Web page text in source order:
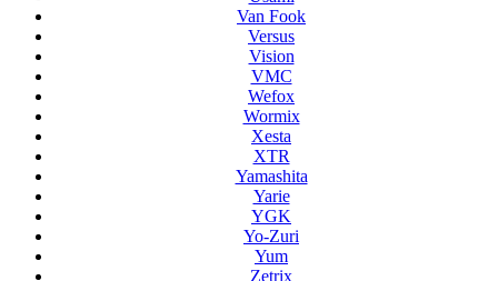
Van Fook
Versus
Vision
VMC
Wefox
Wormix
Xesta
XTR
Yamashita
Yarie
YGK
Yo-Zuri
Yum
Zetrix